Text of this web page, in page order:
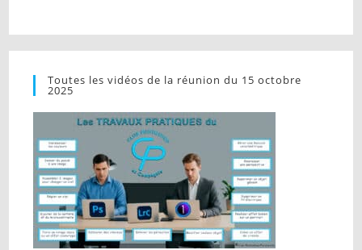
Toutes les vidéos de la réunion du 15 octobre
2025